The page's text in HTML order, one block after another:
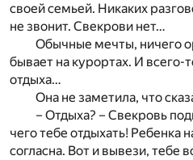
своей семьей. Никаких
не звонит. Свекрови нет…
Обычные мечты, ничего
бывает на курортах. И всего-
отдыха…
Она не заметила, что
– Отдыха? – Свекровь
чего тебе отдыхать! Ребенка
согласна. Вот и вывези, тебе